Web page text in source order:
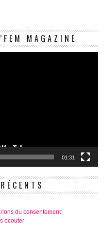
MAGAZINE
01:31
du consentement
écouter